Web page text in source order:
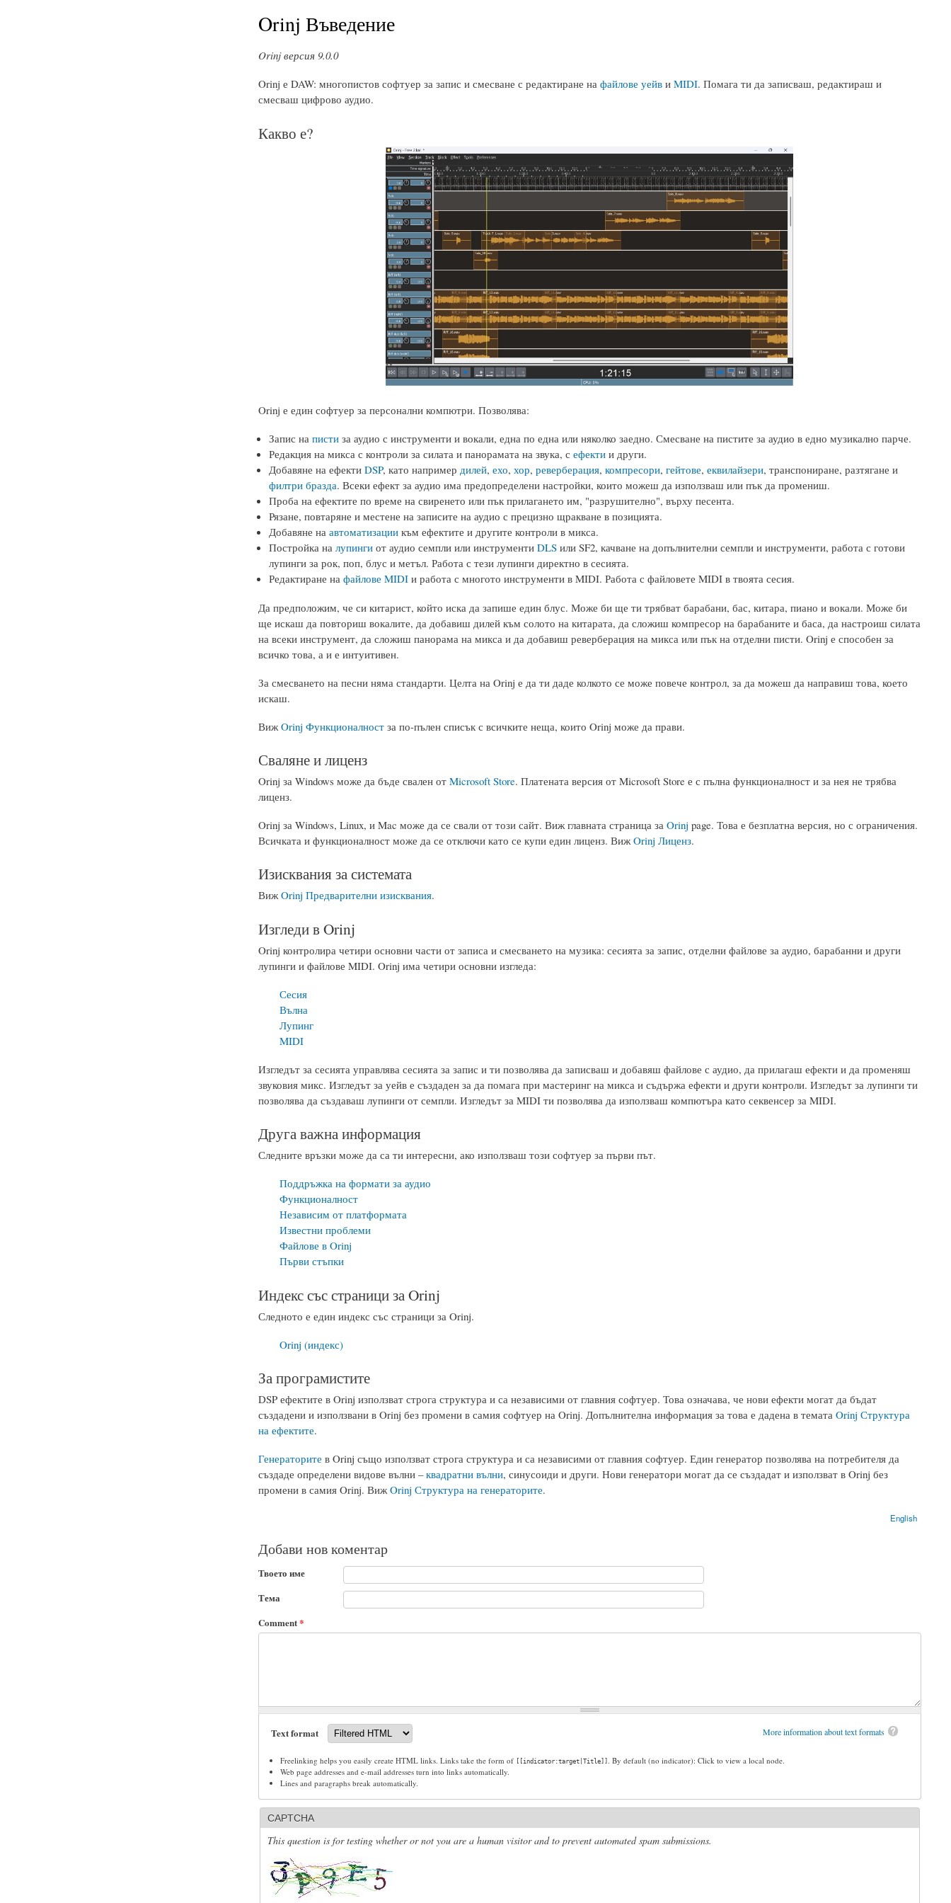
Orinj Въведение
Orinj версия 9.0.0
Orinj е DAW: многопистов софтуер за запис и смесване с редактиране на файлове уейви MIDI. Помага ти да записваш, редактираш и
смесваш цифрово аудио.
Какво е?
Orinj е един софтуер за персонални компютри. Позволява:
Запис на пистиза аудио с инструменти и вокали, една по една или няколко заедно. Смесване на пистите за аудио в едно музикално парче.
Редакция на микса с контроли за силата и панорамата на звука, с ефектии други.
Добавяне на ефекти DSP, като например дилей, ехо, хор, реверберация, компресори, гейтове, еквилайзери, транспониране, разтягане и
филтри бразда. Всеки ефект за аудио има предопределени настройки, които можеш да използваш или пък да промениш.
Проба на ефектите по време на свиренето или пък прилагането им, "разрушително", върху песента.
Рязане, повтаряне и местене на записите на аудио с прецизно щракване в позицията.
Добавяне на автоматизациикъм ефектите и другите контроли в микса.
Постройка на лупингиот аудио семпли или инструменти DLSили SF2, качване на допълнителни семпли и инструменти, работа с готови
лупинги за рок, поп, блус и метъл. Работа с тези лупинги директно в сесията.
Редактиране на файлове MIDIи работа с многото инструменти в MIDI. Работа с файловете MIDI в твоята сесия.
Да предположим, че си китарист, който иска да запише един блус. Може би ще ти трябват барабани, бас, китара, пиано и вокали. Може би
ще искаш да повториш вокалите, да добавиш дилей към солото на китарата, да сложиш компресор на барабаните и баса, да настроиш силата
на всеки инструмент, да сложиш панорама на микса и да добавиш реверберация на микса или пък на отделни писти. Orinj е способен за
всичко това, а и е интуитивен.
За смесването на песни няма стандарти. Целта на Orinj е да ти даде колкото се може повече контрол, за да можеш да направиш това, което
искаш.
Виж Orinj Функционалностза по-пълен списък с всичките неща, които Orinj може да прави.
Сваляне и лиценз
Orinj за Windows може да бъде свален от Microsoft Store. Платената версия от Microsoft Store е с пълна функционалност и за нея не трябва
лиценз.
Orinj за Windows, Linux, и Mac може да се свали от този сайт. Виж главната страница за Orinj page. Това е безплатна версия, но с ограничения.
Всичката и функционалност може да се отключи като се купи един лиценз. ВижOrinj Лиценз.
Изисквания за системата
ВижOrinj Предварителни изисквания.
Изгледи в Orinj
Orinj контролира четири основни части от записа и смесването на музика: сесията за запис, отделни файлове за аудио, барабанни и други
лупинги и файлове MIDI. Orinj има четири основни изгледа:
Сесия
Вълна
Лупинг
MIDI
Изгледът за сесията управлява сесията за запис и ти позволява да записваш и добавяш файлове с аудио, да прилагаш ефекти и да променяш
звуковия микс. Изгледът за уейв е създаден за да помага при мастеринг на микса и съдържа ефекти и други контроли. Изгледът за лупинги ти
позволява да създаваш лупинги от семпли. Изгледът за MIDI ти позволява да използваш компютъра като секвенсер за MIDI.
Друга важна информация
Следните връзки може да са ти интересни, ако използваш този софтуер за първи път.
Поддръжка на формати за аудио
Функционалност
Независим от платформата
Известни проблеми
Файлове в Orinj
Първи стъпки
Индекс със страници за Orinj
Следното е един индекс със страници за Orinj.
Orinj (индекс)
За програмистите
DSP ефектите в Orinj използват строга структура и са независими от главния софтуер. Това означава, че нови ефекти могат да бъдат
създадени и използвани в Orinj без промени в самия софтуер на Orinj. Допълнителна информация за това е дадена в темата Orinj Структура
на ефектите.
Генераторите в Orinj също използват строга структура и са независими от главния софтуер. Един генератор позволява на потребителя да
създаде определени видове вълни –квадратни вълни, синусоиди и други. Нови генератори могат да се създадат и използват в Orinj без
промени в самия Orinj. ВижOrinj Структура на генераторите.
English
Добави нов коментар
Твоето име
Тема
Comment*
More information about text formats
Text format
Freelinking helps you easily create HTML links. Links take the form of [[indicator:target|Title]]. By default (no indicator): Click to view a local node.
Web page addresses and e-mail addresses turn into links automatically.
Lines and paragraphs break automatically.
CAPTCHA
This question is for testing whether or not you are a human visitor and to prevent automated spam submissions.